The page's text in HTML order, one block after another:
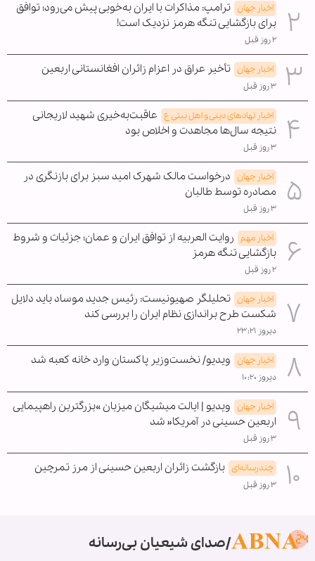
اخبار جهان ترامپ: مذاکرات با ایران به‌خوبی پیش می‌رود؛ توافق
برای بازگشایی تنگه هرمز نزدیک است!
۲ روز قبل
اخبار جهان تأخیر عراق در اعزام زائران افغانستانی اربعین
۳ روز قبل
اخبار نهادهای دینی و اهل بیتی ع عاقبت‌به‌خیری شهید لاریجانی
نتیجه سال‌ها مجاهدت و اخلاص بود
۳ روز قبل
اخبار جهان درخواست مالک شهرک امید سبز برای بازنگری در
مصادره توسط طالبان
۳ روز قبل
اخبار مهم روایت العربیه از توافق ایران و عمان؛ جزئیات و شروط
بازگشایی تنگه هرمز
۲ روز قبل
اخبار جهان تحلیلگر صهیونیست: رئیس جدید موساد باید دلایل
شکست طرح براندازی نظام ایران را بررسی کند
دیروز ۲۳:۲۱
اخبار جهان ویدیو/ نخست‌وزیر پاکستان وارد خانه کعبه شد
دیروز ۱۰:۲۰
اخبار جهان ویدیو | ایالت میشیگان میزبان »بزرگترین راهپیمایی
اربعین حسینی در آمریکا« شد
۳ روز قبل
چندرسانه‌ای بازگشت زائران اربعین حسینی از مرز تمرچین
۳ روز قبل
صدای شیعیان بی‌رسانه